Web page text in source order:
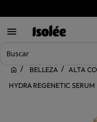

BELLEZA ALTA
HYDRA REGENETIC SERUM